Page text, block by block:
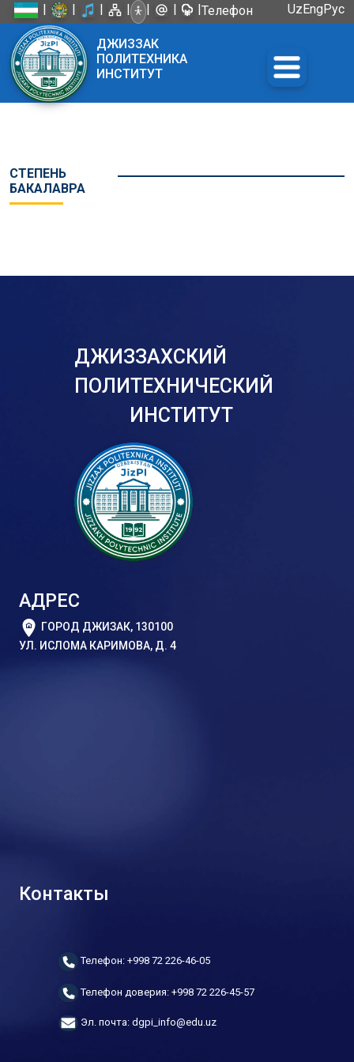
| | | | | | |Телефон
UzEngРус
ДЖИЗЗАК
ПОЛИТЕХНИКА
ИНСТИТУТ
СТЕПЕНЬ
БАКАЛАВРА
ДЖИЗЗАХСКИЙ
ПОЛИТЕХНИЧЕСКИЙ
ИНСТИТУТ
АДРЕС
ГОРОД ДЖИЗАК, 130100
УЛ. ИСЛОМА КАРИМОВА, Д. 4
Контакты
Телефон: +998 72 226-46-05
Телефон доверия: +998 72 226-45-57
Эл. почта: dgpi_info@edu.uz